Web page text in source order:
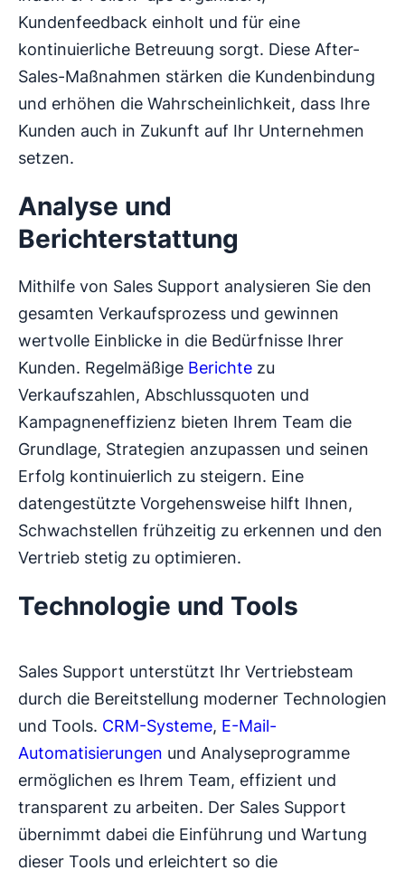
Kundenfeedback einholt und für eine
kontinuierliche Betreuung sorgt. Diese After-
Sales-Maßnahmen stärken die Kundenbindung
und erhöhen die Wahrscheinlichkeit, dass Ihre
Kunden auch in Zukunft auf Ihr Unternehmen
setzen.
Analyse und
Berichterstattung
Mithilfe von Sales Support analysieren Sie den
gesamten Verkaufsprozess und gewinnen
wertvolle Einblicke in die Bedürfnisse Ihrer
Kunden. Regelmäßige Berichte zu
Verkaufszahlen, Abschlussquoten und
Kampagneneffizienz bieten Ihrem Team die
Grundlage, Strategien anzupassen und seinen
Erfolg kontinuierlich zu steigern. Eine
datengestützte Vorgehensweise hilft Ihnen,
Schwachstellen frühzeitig zu erkennen und den
Vertrieb stetig zu optimieren.
Technologie und Tools
Sales Support unterstützt Ihr Vertriebsteam
durch die Bereitstellung moderner Technologien
und Tools. CRM-Systeme, E-Mail-
Automatisierungen und Analyseprogramme
ermöglichen es Ihrem Team, effizient und
transparent zu arbeiten. Der Sales Support
übernimmt dabei die Einführung und Wartung
dieser Tools und erleichtert so die